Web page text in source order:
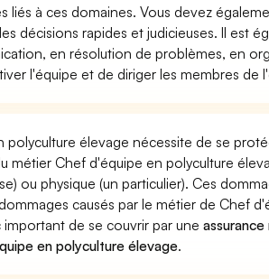
liés à ces domaines. Vous devez
décisions rapides et judicieuses. Il est
en résolution de problèmes, en
l'équipe et de diriger les membres de
polyculture élevage nécessite de se
métier Chef d'équipe en polyculture
ou physique (un particulier). Ces
causés par le métier de Chef
de se couvrir par une
en polyculture élevage.